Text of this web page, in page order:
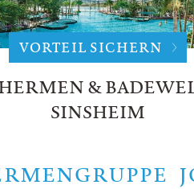
VORTEIL SICHERN
&
SINSHEIM